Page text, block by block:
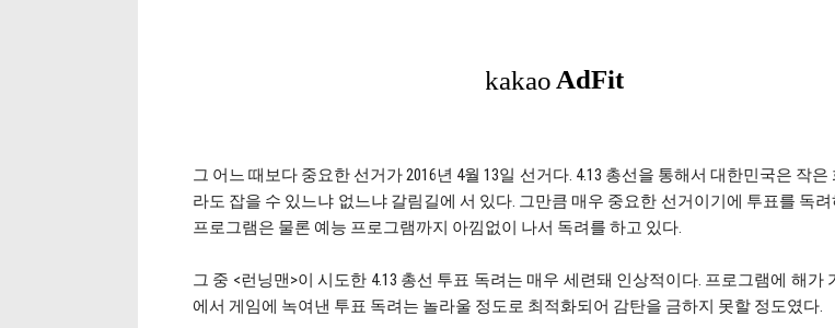
그 어느 때보다 중요한 선거가 2016년 4월 13일 선거다. 4.13 총선을 통해서 대한민국은 작은
라도 잡을 수 있느냐 없느냐 갈림길에 서 있다. 그만큼 매우 중요한 선거이기에 투표를 독
프로그램은 물론 예능 프로그램까지 아낌없이 나서 독려를 하고 있다.
그 중 <런닝맨>이 시도한 4.13 총선 투표 독려는 매우 세련돼 인상적이다. 프로그램에 해가
에서 게임에 녹여낸 투표 독려는 놀라울 정도로 최적화되어 감탄을 금하지 못할 정도였다.